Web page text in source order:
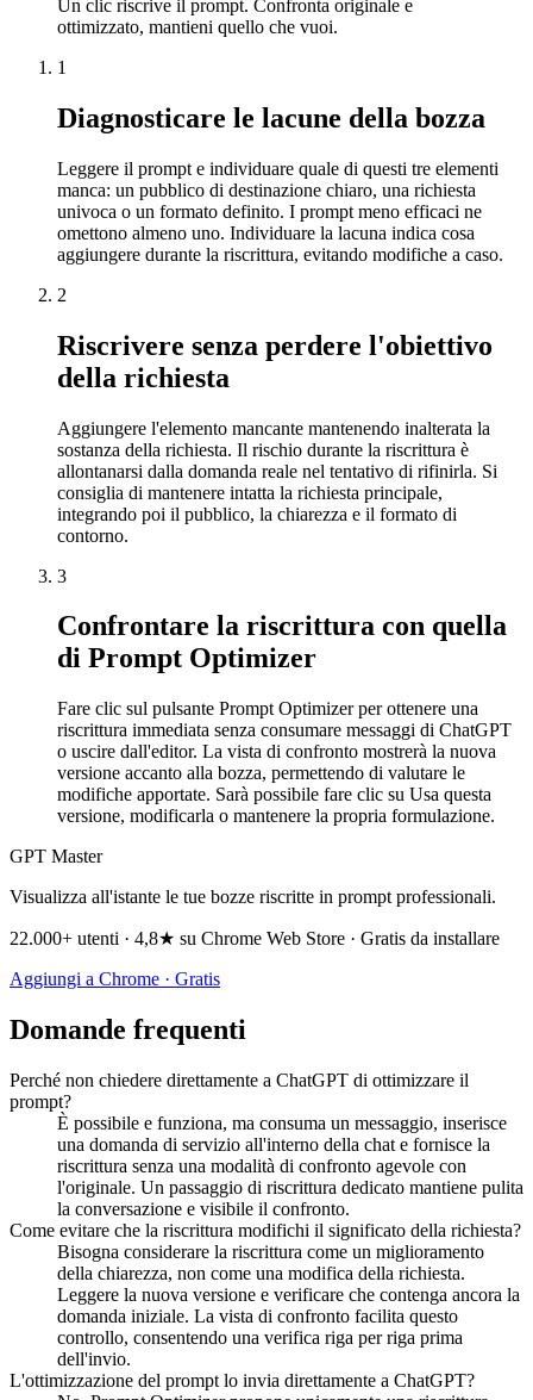
Un clic riscrive il prompt. Confronta originale e
ottimizzato, mantieni quello che vuoi.
1
Diagnosticare le lacune della bozza
Leggere il prompt e individuare quale di questi tre elementi
manca: un pubblico di destinazione chiaro, una richiesta
univoca o un formato definito. I prompt meno efficaci ne
omettono almeno uno. Individuare la lacuna indica cosa
aggiungere durante la riscrittura, evitando modifiche a caso.
2
Riscrivere senza perdere l'obiettivo
della richiesta
Aggiungere l'elemento mancante mantenendo inalterata la
sostanza della richiesta. Il rischio durante la riscrittura è
allontanarsi dalla domanda reale nel tentativo di rifinirla. Si
consiglia di mantenere intatta la richiesta principale,
integrando poi il pubblico, la chiarezza e il formato di
contorno.
3
Confrontare la riscrittura con quella
di Prompt Optimizer
Fare clic sul pulsante Prompt Optimizer per ottenere una
riscrittura immediata senza consumare messaggi di ChatGPT
o uscire dall'editor. La vista di confronto mostrerà la nuova
versione accanto alla bozza, permettendo di valutare le
modifiche apportate. Sarà possibile fare clic su Usa questa
versione, modificarla o mantenere la propria formulazione.
GPT Master
Visualizza all'istante le tue bozze riscritte in prompt professionali.
22.000+ utenti · 4,8★ su Chrome Web Store · Gratis da installare
Aggiungi a Chrome · Gratis
Domande frequenti
Perché non chiedere direttamente a ChatGPT di ottimizzare il
prompt?
È possibile e funziona, ma consuma un messaggio, inserisce
una domanda di servizio all'interno della chat e fornisce la
riscrittura senza una modalità di confronto agevole con
l'originale. Un passaggio di riscrittura dedicato mantiene pulita
la conversazione e visibile il confronto.
Come evitare che la riscrittura modifichi il significato della richiesta?
Bisogna considerare la riscrittura come un miglioramento
della chiarezza, non come una modifica della richiesta.
Leggere la nuova versione e verificare che contenga ancora la
domanda iniziale. La vista di confronto facilita questo
controllo, consentendo una verifica riga per riga prima
dell'invio.
L'ottimizzazione del prompt lo invia direttamente a ChatGPT?